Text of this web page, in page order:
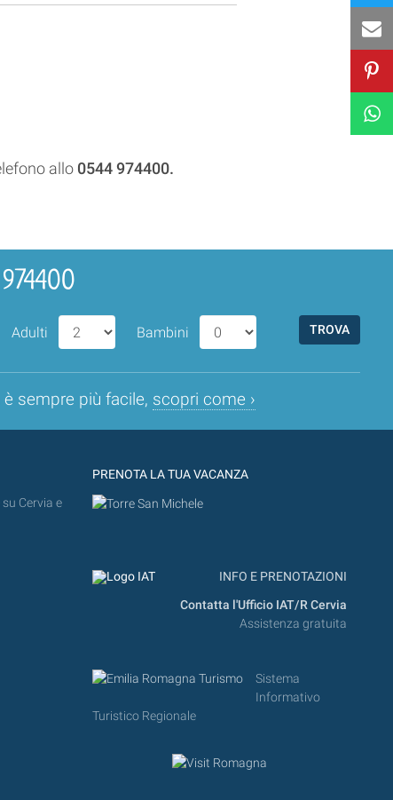
allo 0544 974400.
Adulti Bambini
sempre più facile, scopri come ›
Cervia e
PRENOTA LA TUA VACANZA
INFO E PRENOTAZIONI
Contatta l'Ufficio IAT/R Cervia
Assistenza gratuita
Sistema
Informativo
Turistico Regionale